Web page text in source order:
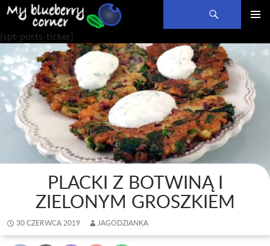
Szukaj
PRZEJDŹ
DO
TREŚCI
[spt-posts-ticker]
PLACKI Z BOTWINĄ I
ZIELONYM GROSZKIEM
30 CZERWCA 2019 JAGODZIANKA